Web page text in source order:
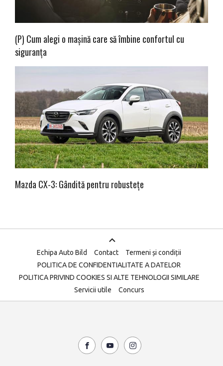
(P) Cum alegi o mașină care să îmbine confortul cu
siguranța
Mazda CX-3: Gândită pentru robustețe
Echipa Auto Bild Contact
Termeni și condiții
POLITICA DE CONFIDENTIALITATE A DATELOR
POLITICA PRIVIND COOKIES SI ALTE TEHNOLOGII SIMILARE
Servicii utile
Concurs